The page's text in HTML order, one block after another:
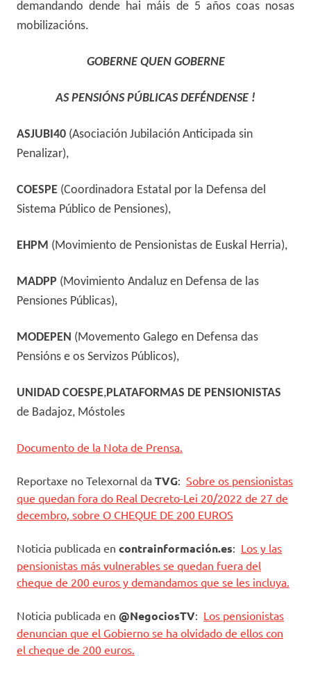
demandando dende hai máis de 5 años coas nosas
mobilizacións.
GOBERNE QUEN GOBERNE
ASPENSIÓNS PÚBLICAS DEFÉNDENSE !
ASJUBI40 (Asociación Jubilación Anticipada sin
Penalizar),
COESPE (Coordinadora Estatal por la Defensa del
Sistema Público de Pensiones),
EHPM (Movimiento de Pensionistas de Euskal Herria),
MADPP (Movimiento Andaluz en Defensa de las
Pensiones Públicas),
MODEPEN (Movemento Galego en Defensa das
Pensións e os Servizos Públicos),
UNIDAD COESPE,PLATAFORMAS DE PENSIONISTAS
de Badajoz, Móstoles
Documento de la Nota de Prensa.
Reportaxe no Telexornal da TVG: Sobre os pensionistas
que quedan fora do Real Decreto-Lei 20/2022 de 27 de
decembro, sobre O CHEQUE DE 200 EUROS
Noticia publicada en contrainformación.es: Los y las
pensionistas más vulnerables se quedan fuera del
cheque de 200 euros y demandamos que se les incluya.
Noticia publicada en @NegociosTV: Los pensionistas
denuncian que el Gobierno se ha olvidado de ellos con
el cheque de 200 euros.